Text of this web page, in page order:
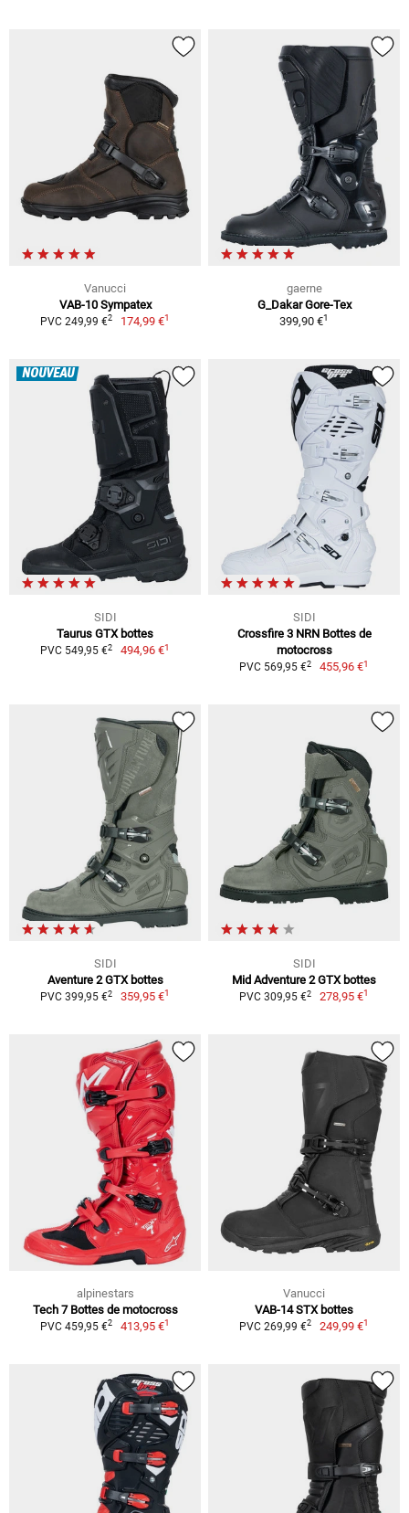
Vanucci
VAB-10 Sympatex
PVC 249,99 €2 174,99 €1
gaerne
G_Dakar Gore-Tex
399,90 €1
NOUVEAU
SIDI
Taurus GTX bottes
PVC 549,95 €2 494,96 €1
SIDI
Crossfire 3 NRN Bottes de
motocross
PVC 569,95 €2 455,96 €1
SIDI
Aventure 2 GTX bottes
PVC 399,95 €2 359,95 €1
SIDI
Mid Adventure 2 GTX bottes
PVC 309,95 €2 278,95 €1
alpinestars
Tech 7 Bottes de motocross
PVC 459,95 €2 413,95 €1
Vanucci
VAB-14 STX bottes
PVC 269,99 €2 249,99 €1